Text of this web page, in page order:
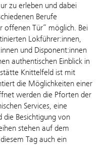
zu erleben und dabei
Berufe
offenen Tür“ möglich. Bei
Lokführer:innen,
und Disponent:innen
authentischen Einblick in
Knittelfeld ist mit
die Möglichkeiten einer
werden die Pforten der
Services, eine
die Besichtigung von
stehen auf dem
Tag auch ein